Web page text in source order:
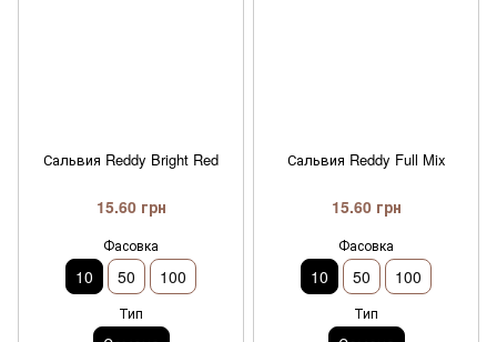
Сальвия Reddy Bright Red
15.60 грн
Фасовка
10 50 100
Тип
Сальвия Reddy Full Mix
15.60 грн
Фасовка
10 50 100
Тип